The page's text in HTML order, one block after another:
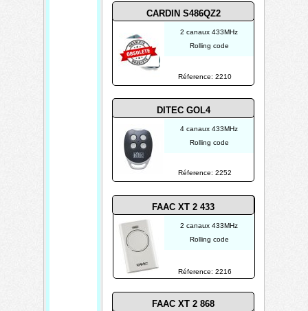
Réference: 2210
2 canaux 433MHz
Rolling code
FAAC XT 2 868
Réference: 2216
DITEC GOL4
2 canaux 433MHz
Rolling code
4 canaux 433MHz
Rolling code
Réference: 2252
FAAC XT 2 433
CARDIN S486QZ2